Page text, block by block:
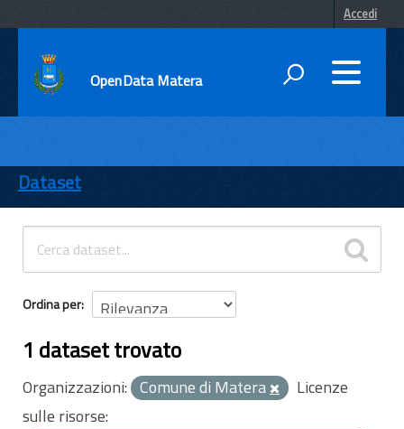
Accedi
OpenData Matera
ENTI
TEMI
INFORMAZIONI
Dataset
Ordina per
1 dataset trovato
Organizzazioni: Comune di Matera
Licenze
sulle risorse: